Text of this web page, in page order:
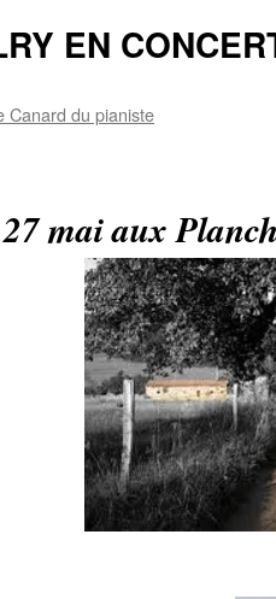
EN
Canard du pianiste
mai aux